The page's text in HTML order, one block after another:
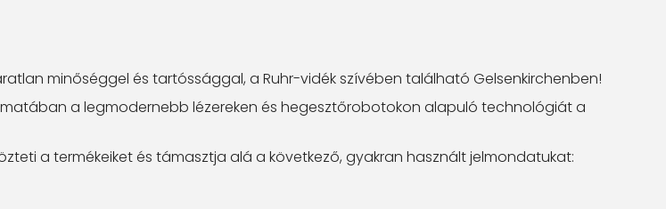
minőséggel és tartóssággal, a Ruhr-vidék szívében található Gelsenkirchenben!
a legmodernebb lézereken és hegesztőrobotokon alapuló technológiát a
a termékeiket és támasztja alá a következő, gyakran használt jelmondatukat: